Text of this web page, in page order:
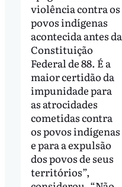
violência contra os
povos indígenas
acontecida antes da
Constituição
Federal de 88. É a
maior certidão da
impunidade para
as atrocidades
cometidas contra
os povos indígenas
e para a expulsão
dos povos de seus
territórios”,